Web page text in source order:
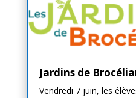
Jardins de
Vendredi 7 juin, les